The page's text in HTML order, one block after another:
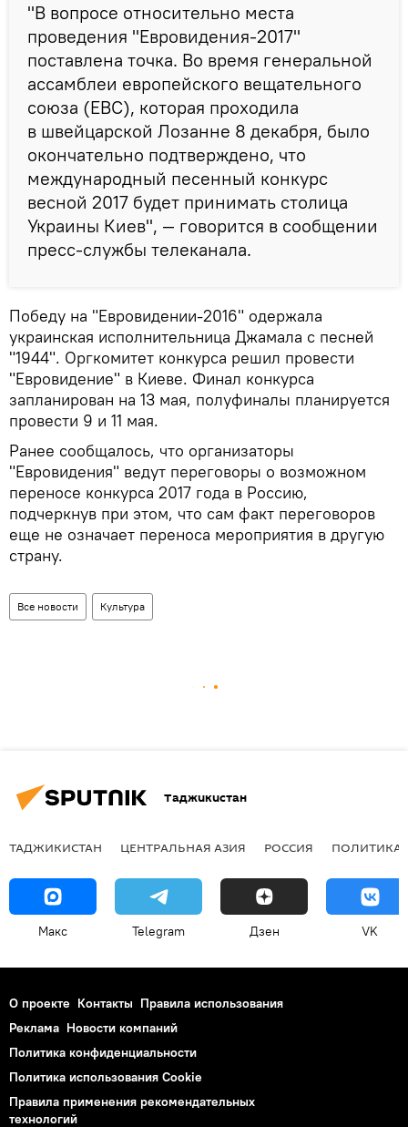
"В вопросе относительно места
проведения "Евровидения-2017"
поставлена точка. Во время генеральной
ассамблеи европейского вещательного
союза (ЕВС), которая проходила
в швейцарской Лозанне 8 декабря, было
окончательно подтверждено, что
международный песенный конкурс
весной 2017 будет принимать столица
Украины Киев", — говорится в сообщении
пресс-службы телеканала.
Победу на "Евровидении-2016" одержала
украинская исполнительница Джамала с песней
"1944". Оргкомитет конкурса решил провести
"Евровидение" в Киеве. Финал конкурса
запланирован на 13 мая, полуфиналы планируется
провести 9 и 11 мая.
Ранее сообщалось, что организаторы
"Евровидения" ведут переговоры о возможном
переносе конкурса 2017 года в Россию,
подчеркнув при этом, что сам факт переговоров
еще не означает переноса мероприятия в другую
страну.
Все новости Культура
Таджикистан
ТАДЖИКИСТАН ЦЕНТРАЛЬНАЯ АЗИЯ РОССИЯ ПОЛИТИКА
Макс Telegram Дзен VK
О проекте Контакты Правила использования
Реклама Новости компаний
Политика конфиденциальности
Политика использования Cookie
Правила применения рекомендательных
технологий